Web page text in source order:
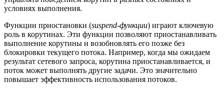
условиях выполнения.
Функции приостановки (suspend-функции) играют ключевую
роль в корутинах. Эти функции позволяют приостанавливать
выполнение корутины и возобновлять его позже без
блокировки текущего потока. Например, когда мы ожидаем
результат сетевого запроса, корутина приостанавливается, и
поток может выполнять другие задачи. Это значительно
повышает эффективность использования потоков.